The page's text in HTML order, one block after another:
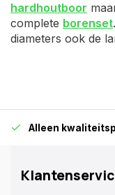
hardhoutboor
complete borenset
diameters ook de
Alleen